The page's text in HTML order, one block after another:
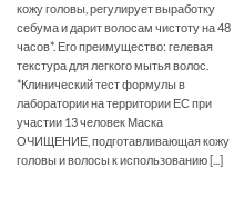
кожу головы, регулирует выработку
себума и дарит волосам чистоту на 48
часов*. Его преимущество: гелевая
текстура для легкого мытья волос.
*Клинический тест формулы в
лаборатории на территории ЕС при
участии 13 человек Маска
ОЧИЩЕНИЕ, подготавливающая кожу
головы и волосы к использованию [...]